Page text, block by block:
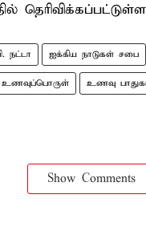
நட்டா ஐக்கிய நாடுகள் சபை
உணவு
Show Comments